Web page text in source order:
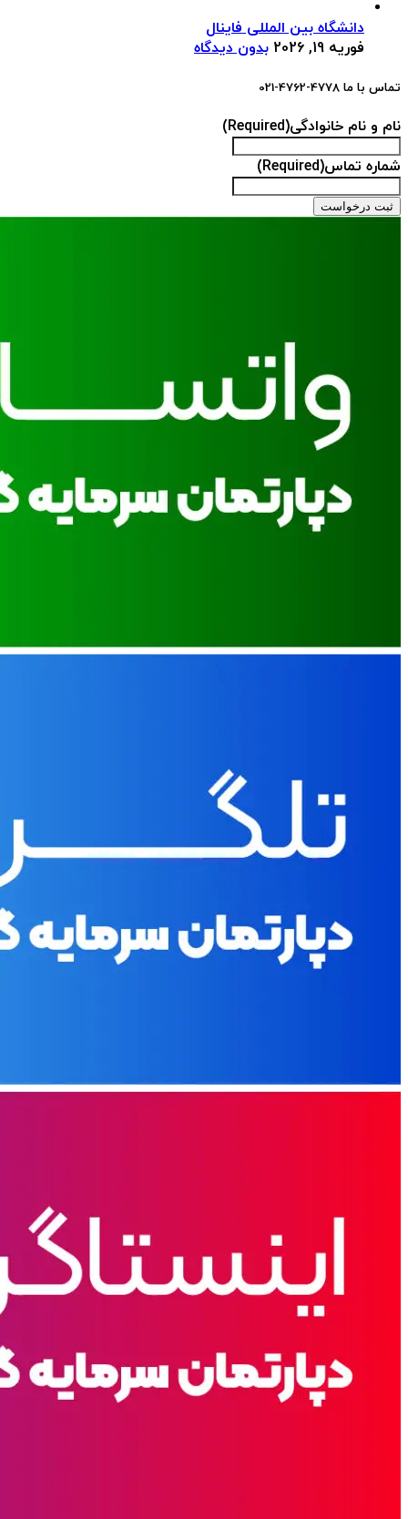
دانشگاه بین المللی فاینال
فوریه 19, 2026
بدون دیدگاه
تماس با ما 4778-4762-021
نام و نام خانوادگی(Required)
شماره تماس(Required)